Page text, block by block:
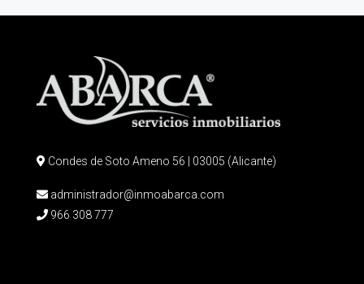
Condes de Soto Ameno 56 | 03005 (Alicante)
administrador@inmoabarca.com
966 308 777